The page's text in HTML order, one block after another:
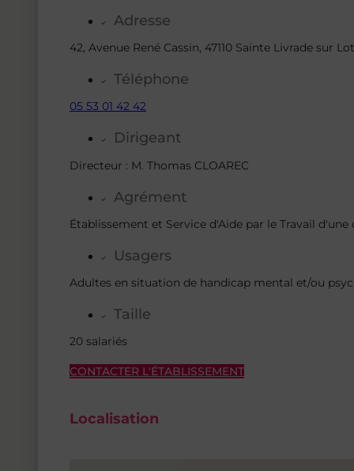
Adresse
42, Avenue René Cassin, 47110 Sainte Livrade sur Lot
Téléphone
05 53 01 42 42
Dirigeant
Directeur : M. Thomas CLOAREC
Agrément
Établissement et Service d'Aide par le Travail
Usagers
Adultes en situation de handicap mental et/ou
Taille
20 salariés
CONTACTER L'ÉTABLISSEMENT
Localisation